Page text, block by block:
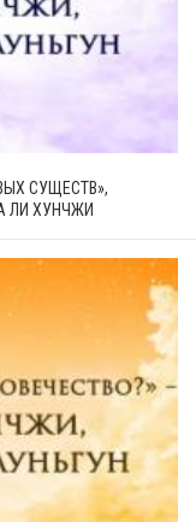
СУЩЕСТВ»,
ЛИ ХУНЧЖИ